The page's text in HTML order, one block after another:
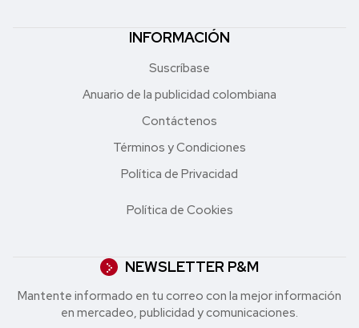
INFORMACIÓN
Suscríbase
Anuario de la publicidad colombiana
Contáctenos
Términos y Condiciones
Política de Privacidad
Política de Cookies
NEWSLETTER P&M
Mantente informado en tu correo con la mejor in formación
en mercadeo, publicidad y comunicaciones.